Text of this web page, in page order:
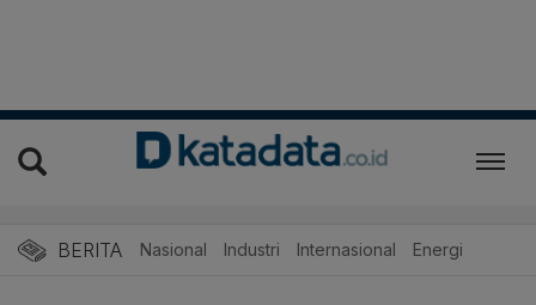
BERITA Nasional Industri Internasional Energi